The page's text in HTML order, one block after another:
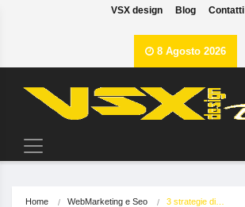
VSX design Blog Contatti
8 Agosto 2026
Home WebMarketing e Seo 3 strategie di…